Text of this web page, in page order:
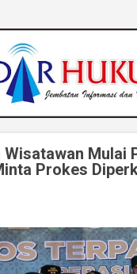
Wisatawan Mulai
Prokes